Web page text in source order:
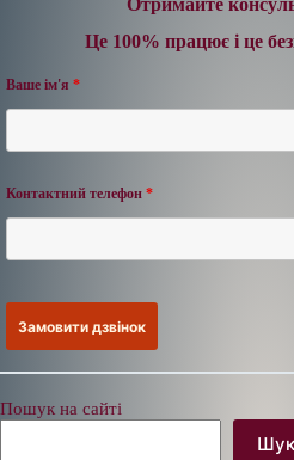
Це 100% працює і це
Ваше ім'я *
Контактний телефон *
Пошук на сайті